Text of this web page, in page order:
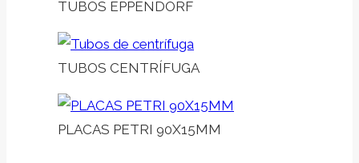
TUBOS EPPENDORF
TUBOS CENTRÍFUGA
PLACAS PETRI 90X15MM